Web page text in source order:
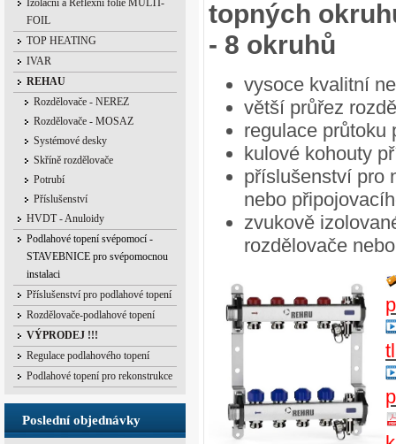
Izolační a Reflexní folie MULTI-
FOIL
TOP HEATING
IVAR
REHAU
Rozdělovače - NEREZ
Rozdělovače - MOSAZ
Systémové desky
Skříně rozdělovače
Potrubí
Příslušenství
HVDT - Anuloidy
Podlahové topení svépomocí -
STAVEBNICE pro svépomocnou
instalaci
Příslušenství pro podlahové topení
Rozdělovače-podlahové topení
VÝPRODEJ !!!
Regulace podlahového topení
Podlahové topení pro rekonstrukce
Poslední objednávky
topných
- 8 okruhů
vysoce kvalitní
větší průřez
regulace průtoku
kulové kohouty
příslušenství pro
nebo
zvukově
rozdělovače